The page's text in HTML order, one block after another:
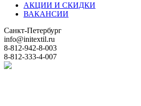
АКЦИИ И СКИДКИ
ВАКАНСИИ
Санкт-Петербург
info@initextil.ru
8-812-942-8-003
8-812-333-4-007